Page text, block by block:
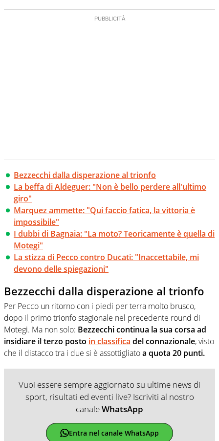
Bezzecchi dalla disperazione al trionfo
La beffa di Aldeguer: "Non è bello perdere all'ultimo
giro"
Marquez ammette: "Qui faccio fatica, la vittoria è
impossibile"
I dubbi di Bagnaia: "La moto? Teoricamente è quella di
Motegi"
La stizza di Pecco contro Ducati: "Inaccettabile, mi
devono delle spiegazioni"
Bezzecchi dalla disperazione al trionfo
Per Pecco un ritorno con i piedi per terra molto brusco,
dopo il primo trionfo stagionale nel precedente round di
Motegi. Ma non solo: Bezzecchi continua la sua corsa ad
insidiare il terzo posto in classifica del connazionale, visto
che il distacco tra i due si è assottigliatoa quota 20 punti.
Vuoi essere sempre aggiornato su ultime news di
sport, risultati ed eventi live? Iscriviti al nostro
canaleWhatsApp
Entra nel canale WhatsApp